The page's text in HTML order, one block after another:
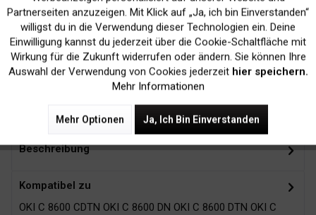
Kein Verlust der
Druckergarantie
Versand innerhalb von
24H*
Zubehör 15
Beschreibung
Kompatibel zu
OKI C 8600 CDTN OKI C 8600 DN OKI C 8600 DTN OKI C
Marketing Inaktiv
Tracking Inaktiv
Partnerseiten anzuzeigen. Mit Klick auf „Ja, ich bin Einverstanden“
willigst du in die Verwendung dieser Technologien ein. Deine
Einwilligung kannst du jederzeit über die Cookie-Schaltfläche mit
Wirkung für die Zukunft widerrufen oder ändern. Sie können Ihre
Auswahl der Verwendung von Cookies jederzeit hier speichern.
Mehr Informationen
Mehr Optionen Ja, Ich Bin Einverstanden